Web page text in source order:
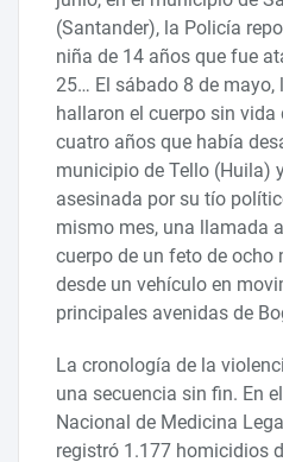
(Santander), la Policía
niña de 14 años que fue
25… El sábado 8 de mayo,
hallaron el cuerpo sin vida
cuatro años que había
municipio de Tello (Huila)
asesinada por su tío
mismo mes, una llamada
cuerpo de un feto de ocho
desde un vehículo en
principales avenidas de
La cronología de la
una secuencia sin fin. En
Nacional de Medicina
registró 1.177 homicidios